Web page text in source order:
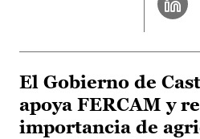
El Gobierno de
apoya FERCAM y
importancia de